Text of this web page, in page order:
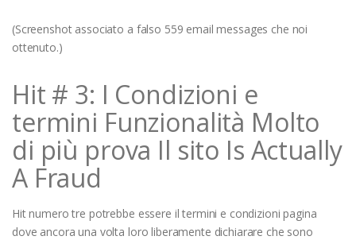
(Screenshot associato a falso 559 email messages che noi
ottenuto.)
Hit # 3: I Condizioni e
termini Funzionalità Molto
di più prova Il sito Is Actually
A Fraud
Hit numero tre potrebbe essere il termini e condizioni pagina
dove ancora una volta loro liberamente dichiarare che sono